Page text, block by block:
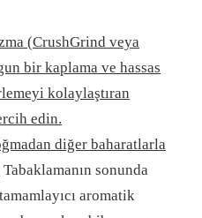
(CrushGrind veya
bir kaplama ve hassas
kolaylaştıran
edin.
diğer baharatlarla
Tabaklamanın sonunda
aromatik